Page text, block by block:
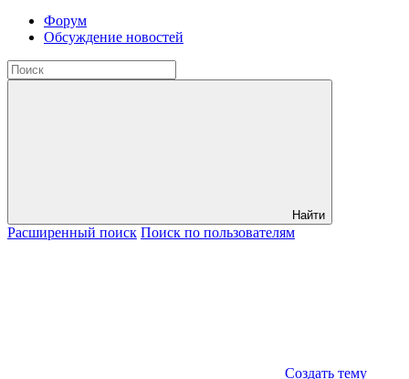
Форум
Обсуждение новостей
Найти
Расширенный поиск Поиск по пользователям
Создать тему